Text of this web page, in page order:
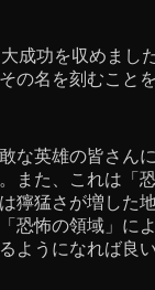
成功を収めまし
の名を刻むこと
敢な英雄の皆さん
また、これは「
獰猛さが増した
恐怖の領域」に
ようになれば良